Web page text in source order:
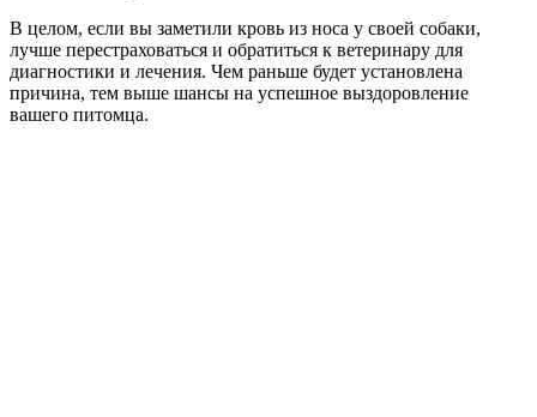
В целом, если вы заметили кровь из носа у своей собаки,
лучше перестраховаться и обратиться к ветеринару для
диагностики и лечения. Чем раньше будет установлена
причина, тем выше шансы на успешное выздоровление
вашего питомца.